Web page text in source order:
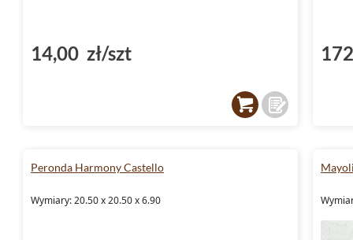
14,00 zł/szt
Peronda Harmony Castello
Wymiary: 20.50 x 20.50 x 6.90